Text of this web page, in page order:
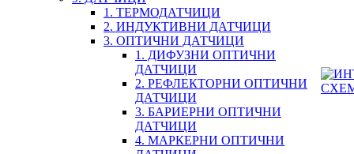
1. ТЕРМОДАТЧИЦИ
2. ИНДУКТИВНИ ДАТЧИЦИ
3. ОПТИЧНИ ДАТЧИЦИ
1. ДИФУЗНИ ОПТИЧНИ
ДАТЧИЦИ
2. РЕФЛЕКТОРНИ ОПТИЧНИ
ДАТЧИЦИ
3. БАРИЕРНИ ОПТИЧНИ
ДАТЧИЦИ
4. МАРКЕРНИ ОПТИЧНИ